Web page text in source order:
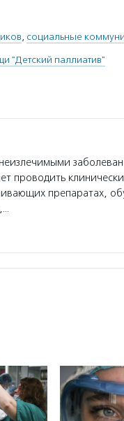
, социальные
"Детский паллиатив"
проводить
препаратах,